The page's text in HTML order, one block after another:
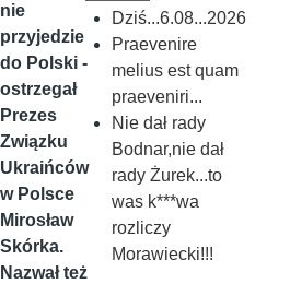
nie
przyjedzie
do Polski -
ostrzegał
Prezes
Związku
Ukraińców
w Polsce
Mirosław
Skórka.
Nazwał też
Dziś...6.08...2026
Praevenire
melius est quam
praeveniri...
Nie dał rady
Bodnar,nie dał
rady Żurek...to
was k***wa
rozliczy
Morawiecki!!!